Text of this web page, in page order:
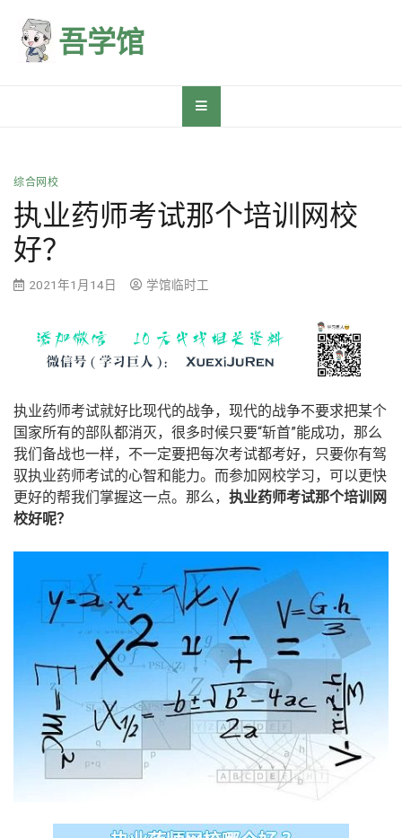
content
吾学馆
综合网校
执业药师考试那个培训网校
好？
2021年1月14日 学馆临时工
执业药师考试就好比现代的战争，现代的战争不要求把某个
国家所有的部队都消灭，很多时候只要“斩首”能成功，那么
我们备战也一样，不一定要把每次考试都考好，只要你有驾
驭执业药师考试的心智和能力。而参加网校学习，可以更快
更好的帮我们掌握这一点。那么， 执业药师考试那个培训网
校好呢？